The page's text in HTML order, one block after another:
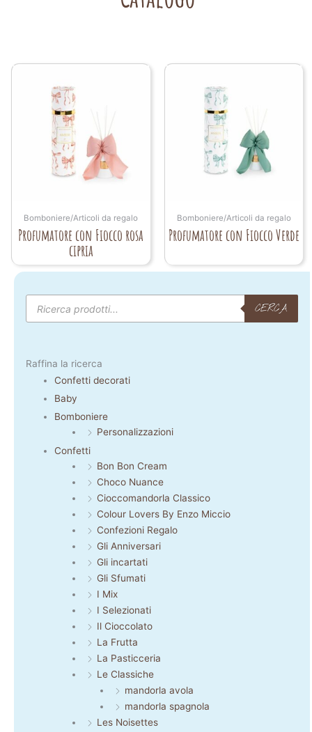
Bomboniere/Articoli da regalo
Profumatore con Fiocco rosa
cipria
Bomboniere/Articoli da regalo
Profumatore con Fiocco Verde
Products
search
CERCA
Raffina la ricerca
Confetti decorati
Baby
Bomboniere
Personalizzazioni
Confetti
Bon Bon Cream
Choco Nuance
Cioccomandorla Classico
Colour Lovers By Enzo Miccio
Confezioni Regalo
Gli Anniversari
Gli incartati
Gli Sfumati
I Mix
I Selezionati
Il Cioccolato
La Frutta
La Pasticceria
Le Classiche
mandorla avola
mandorla spagnola
Les Noisettes